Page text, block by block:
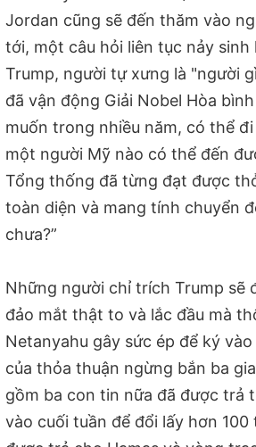
Jordan cũng sẽ đến thăm vào
tới, một câu hỏi liên tục nảy sinh
Trump, người tự xưng là "người
đã vận động Giải Nobel Hòa
muốn trong nhiều năm, có thể
một người Mỹ nào có thể đến
Tổng thống đã từng đạt được
toàn diện và mang tính chuyển
chưa?”
Những người chỉ trích Trump sẽ
đảo mắt thật to và lắc đầu mà
Netanyahu gây sức ép để ký
của thỏa thuận ngừng bắn ba
gồm ba con tin nữa đã được trả
vào cuối tuần để đổi lấy hơn 100